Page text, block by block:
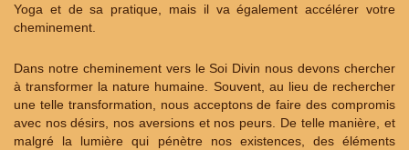
Yoga et de sa pratique, mais il va également accélérer votre
cheminement.
Dans notre cheminement vers le Soi Divin nous devons chercher
à transformer la nature humaine. Souvent, au lieu de rechercher
une telle transformation, nous acceptons de faire des compromis
avec nos désirs, nos aversions et nos peurs. De telle manière, et
malgré la lumière qui pénètre nos existences, des éléments